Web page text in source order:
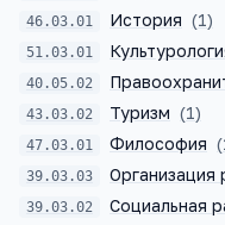
46.03.01 История (1)
51.03.01
40.05.02
43.03.02 Туризм (1)
47.03.01 Философия (
39.03.03
39.03.02 Социальная